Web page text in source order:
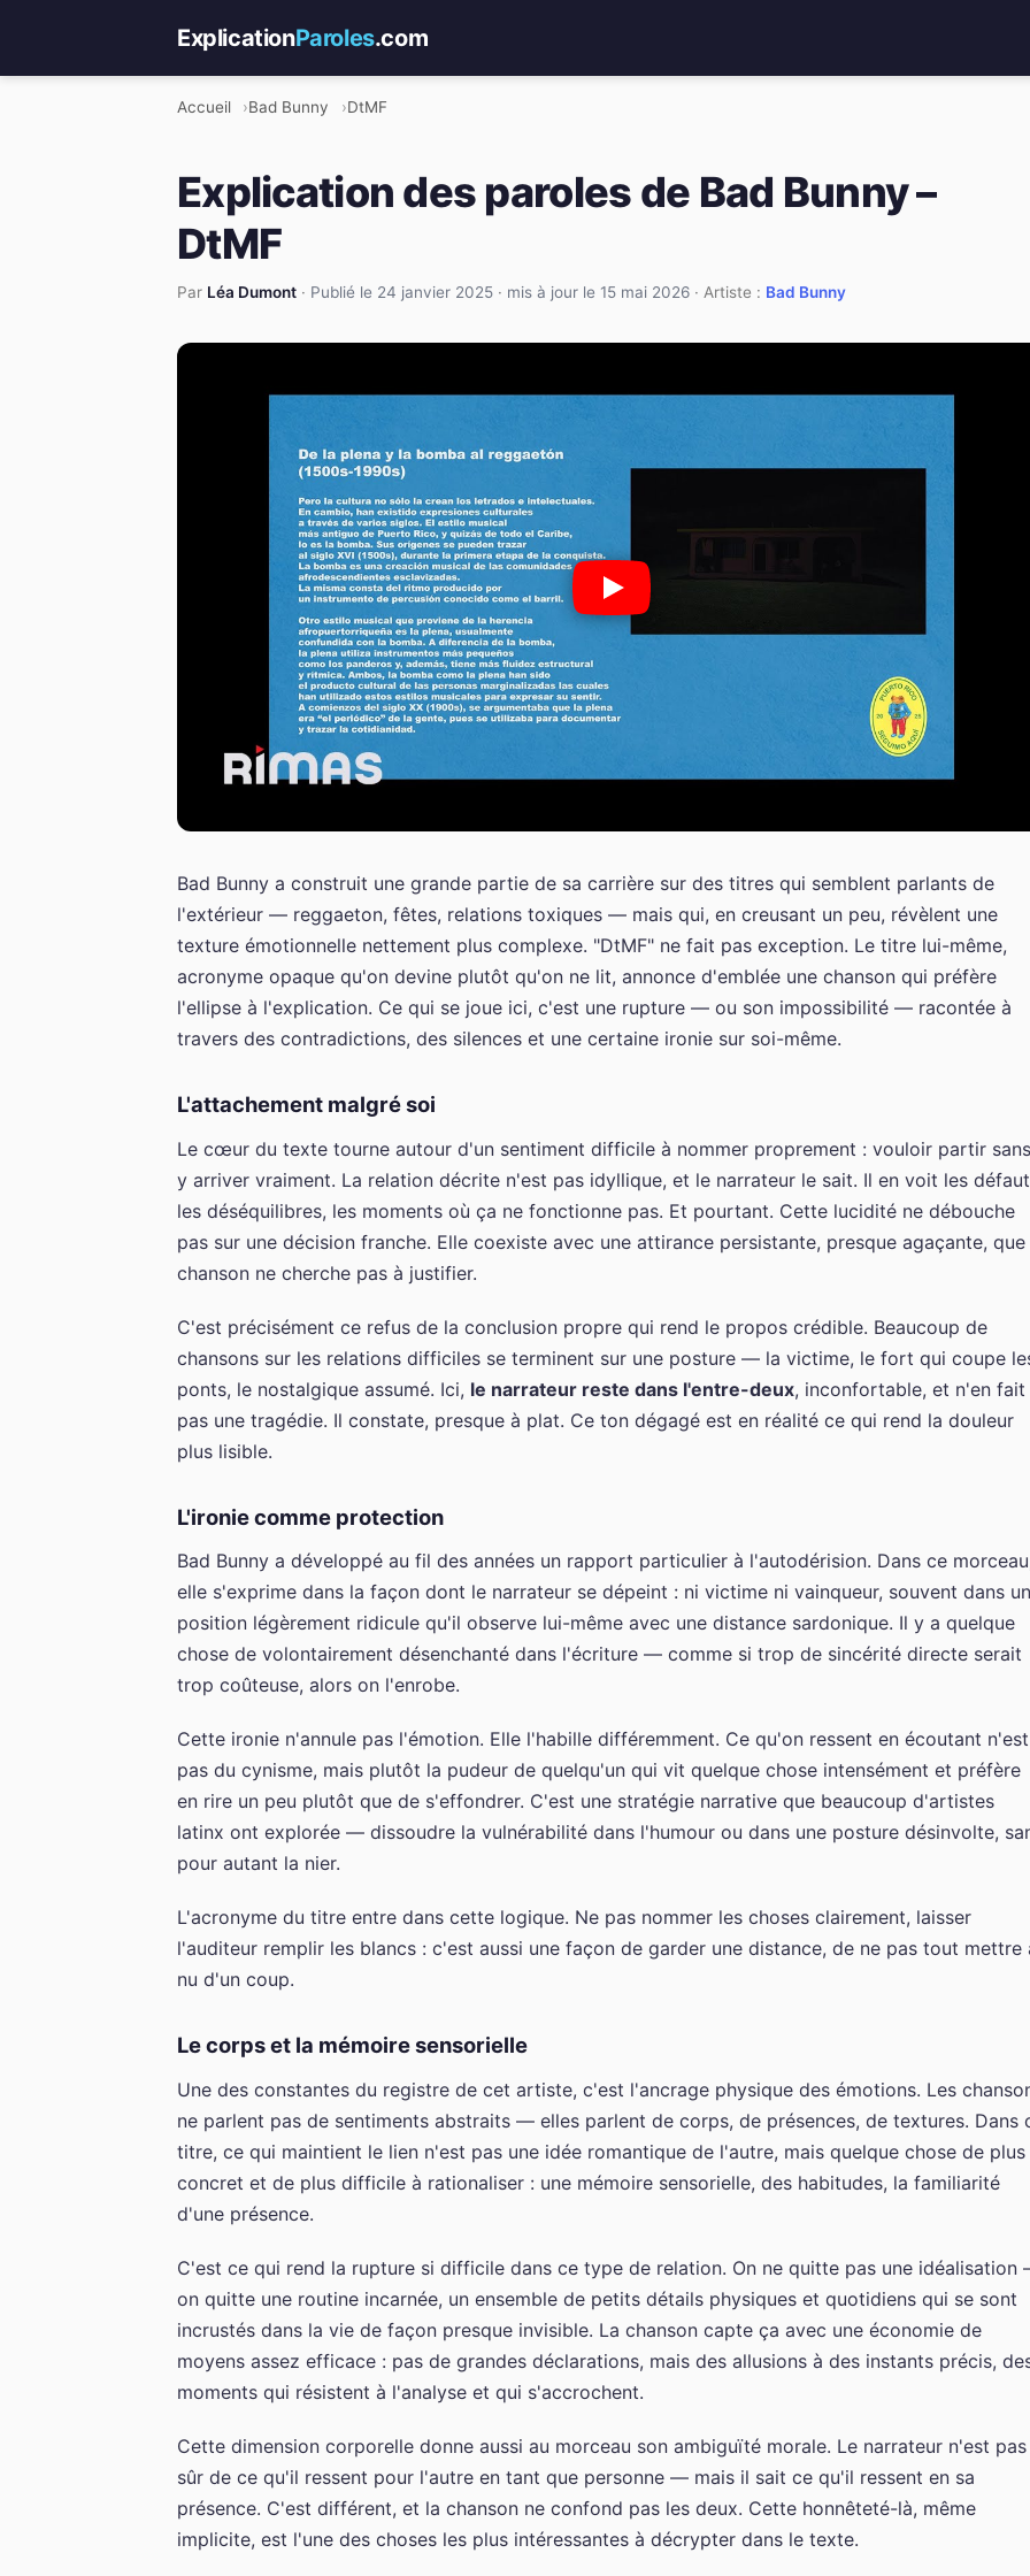
ExplicationParoles.com
Accueil Bad Bunny DtMF
Explication des paroles de Bad Bunny –
DtMF
Par Léa Dumont · Publié le 24 janvier 2025 · mis à jour le 15 mai 2026 · Artiste : Bad Bunny
Bad Bunny a construit une grande partie de sa carrière sur des titres qui semblent parlants de
l'extérieur — reggaeton, fêtes, relations toxiques — mais qui, en creusant un peu, révèlent une
texture émotionnelle nettement plus complexe. "DtMF" ne fait pas exception. Le titre lui-même,
acronyme opaque qu'on devine plutôt qu'on ne lit, annonce d'emblée une chanson qui préfère
l'ellipse à l'explication. Ce qui se joue ici, c'est une rupture — ou son impossibilité — racontée à
travers des contradictions, des silences et une certaine ironie sur soi-même.
L'attachement malgré soi
Le cœur du texte tourne autour d'un sentiment difficile à nommer proprement : vouloir partir sans
y arriver vraiment. La relation décrite n'est pas idyllique, et le narrateur le sait. Il en voit les
les déséquilibres, les moments où ça ne fonctionne pas. Et pourtant. Cette lucidité ne débouche
pas sur une décision franche. Elle coexiste avec une attirance persistante, presque agaçante, que
chanson ne cherche pas à justifier.
C'est précisément ce refus de la conclusion propre qui rend le propos crédible. Beaucoup de
chansons sur les relations difficiles se terminent sur une posture — la victime, le fort qui coupe
ponts, le nostalgique assumé. Ici, le narrateur reste dans l'entre-deux, inconfortable, et n'en fait
pas une tragédie. Il constate, presque à plat. Ce ton dégagé est en réalité ce qui rend la douleur
plus lisible.
L'ironie comme protection
Bad Bunny a développé au fil des années un rapport particulier à l'autodérision. Dans ce
elle s'exprime dans la façon dont le narrateur se dépeint : ni victime ni vainqueur, souvent dans
position légèrement ridicule qu'il observe lui-même avec une distance sardonique. Il y a quelque
chose de volontairement désenchanté dans l'écriture — comme si trop de sincérité directe serait
trop coûteuse, alors on l'enrobe.
Cette ironie n'annule pas l'émotion. Elle l'habille différemment. Ce qu'on ressent en écoutant n'est
pas du cynisme, mais plutôt la pudeur de quelqu'un qui vit quelque chose intensément et préfère
en rire un peu plutôt que de s'effondrer. C'est une stratégie narrative que beaucoup d'artistes
latinx ont explorée — dissoudre la vulnérabilité dans l'humour ou dans une posture désinvolte,
pour autant la nier.
L'acronyme du titre entre dans cette logique. Ne pas nommer les choses clairement, laisser
l'auditeur remplir les blancs : c'est aussi une façon de garder une distance, de ne pas tout mettre
nu d'un coup.
Le corps et la mémoire sensorielle
Une des constantes du registre de cet artiste, c'est l'ancrage physique des émotions. Les
ne parlent pas de sentiments abstraits — elles parlent de corps, de présences, de textures. Dans
titre, ce qui maintient le lien n'est pas une idée romantique de l'autre, mais quelque chose de plus
concret et de plus difficile à rationaliser : une mémoire sensorielle, des habitudes, la familiarité
d'une présence.
C'est ce qui rend la rupture si difficile dans ce type de relation. On ne quitte pas une idéalisation
on quitte une routine incarnée, un ensemble de petits détails physiques et quotidiens qui se sont
incrustés dans la vie de façon presque invisible. La chanson capte ça avec une économie de
moyens assez efficace : pas de grandes déclarations, mais des allusions à des instants précis,
moments qui résistent à l'analyse et qui s'accrochent.
Cette dimension corporelle donne aussi au morceau son ambiguïté morale. Le narrateur n'est pas
sûr de ce qu'il ressent pour l'autre en tant que personne — mais il sait ce qu'il ressent en sa
présence. C'est différent, et la chanson ne confond pas les deux. Cette honnêteté-là, même
implicite, est l'une des choses les plus intéressantes à décrypter dans le texte.